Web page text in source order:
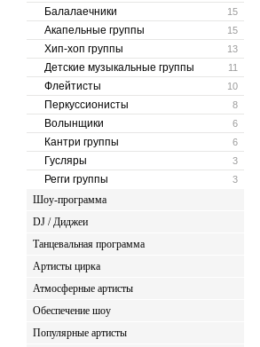
15
Балалаечники
15
Акапельные группы
13
Хип-хоп группы
11
Детские музыкальные группы
10
Флейтисты
8
Перкуссионисты
6
Волынщики
6
Кантри группы
3
Гусляры
3
Регги группы
Шоу-программа
DJ / Диджеи
Танцевальная программа
Артисты цирка
Атмосферные артисты
Обеспечение шоу
Популярные артисты